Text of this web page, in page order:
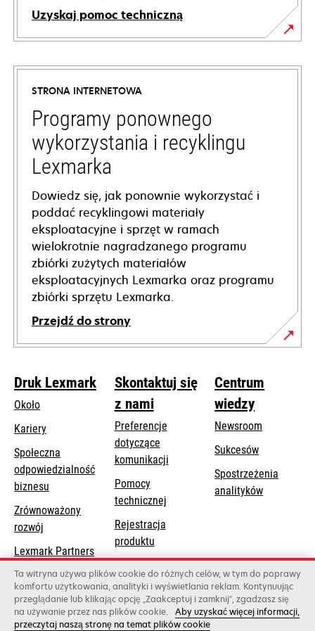
Uzyskaj pomoc techniczną
opens
in
new
tab
STRONA INTERNETOWA
Programy ponownego
wykorzystania i recyklingu
Lexmarka
Dowiedz się, jak ponownie wykorzystać i
poddać recyklingowi materiały
eksploatacyjne i sprzęt w ramach
wielokrotnie nagradzanego programu
zbiórki zużytych materiałów
eksploatacyjnych Lexmarka oraz programu
zbiórki sprzętu Lexmarka.
Przejdź do strony
Druk Lexmark
Około
Kariery
Społeczna
odpowiedzialność
biznesu
a
tab
Zrównoważony
rozwój
Lexmark Partners
Skontaktuj się
z nami
Preferencje
dotyczące
komunikacji
Pomocy
technicznejopens
a
tab
Rejestracja
produktu
Znajdź dealera
Lista hurtowni
Centrum
wiedzy
Newsroom
Sukcesów
Spostrzeżenia
analityków
Ta witryna używa plików cookie do różnych celów, w tym do poprawy
komfortu użytkowania, analityki i wyświetlania reklam. Kontynuując
przeglądanie lub klikając opcję „Zaakceptuj i zamknij”, zgadzasz się
na używanie przez nas plików cookie. Aby uzyskać więcej informacji,
przeczytaj naszą stronę na temat plików cookie